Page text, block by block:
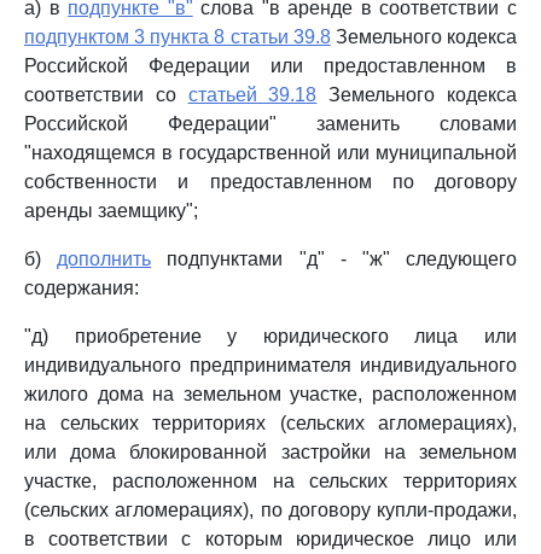
а) в подпункте "в" слова "в аренде в соответствии с
подпунктом 3 пункта 8 статьи 39.8Земельного кодекса
Российской Федерации или предоставленном в
соответствии со статьей 39.18 Земельного кодекса
Российской Федерации" заменить словами
"находящемся в государственной или муниципальной
собственности и предоставленном по договору
аренды заемщику";
б) дополнить подпунктами "д" - "ж" следующего
содержания:
"д) приобретение у юридического лица или
индивидуального предпринимателя индивидуального
жилого дома на земельном участке, расположенном
на сельских территориях (сельских агломерациях),
или дома блокированной застройки на земельном
участке, расположенном на сельских территориях
(сельских агломерациях), по договору купли-продажи,
в соответствии с которым юридическое лицо или